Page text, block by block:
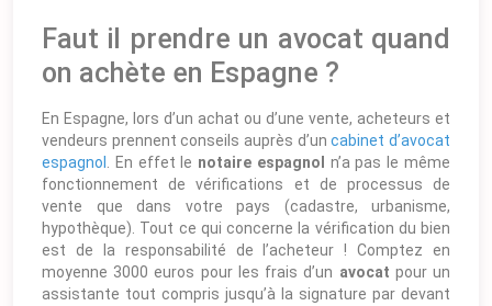
Faut il prendre un avocat quand
on achète en Espagne ?
En Espagne, lors d’un achat ou d’une vente, acheteurs et
vendeurs prennent conseils auprès d’uncabinet d’avocat
espagnol . En effet le notaire espagnol
n’a pas le même
fonctionnement de vérifications et de processus de
vente que dans votre pays (cadastre, urbanisme,
hypothèque). Tout ce qui concerne la vérification du bien
est de la responsabilité de l’acheteur ! Comptez en
moyenne 3000 euros pour les frais d’un avocat pour un
assistante tout compris jusqu’à la signature par devant